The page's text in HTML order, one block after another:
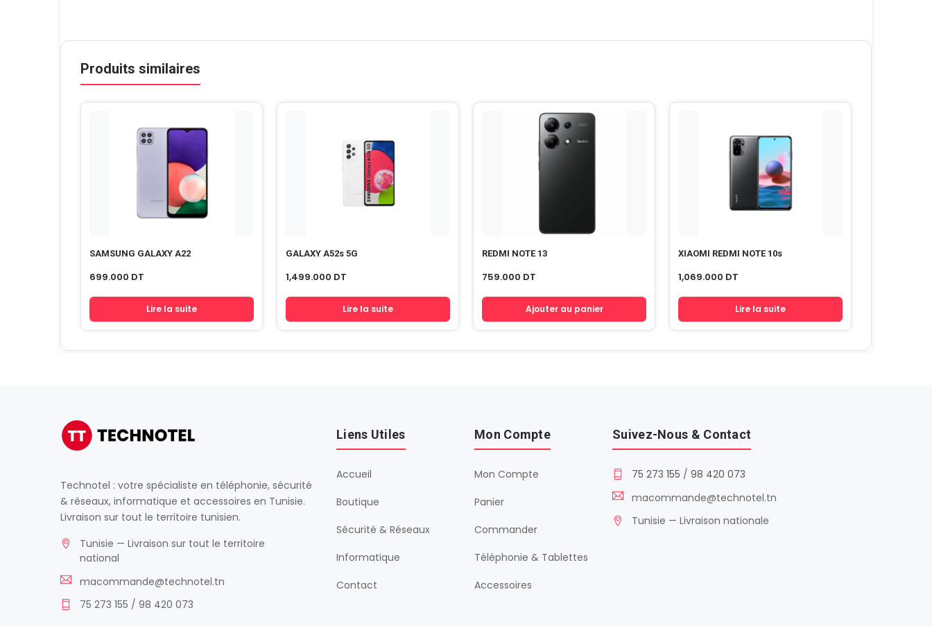
Produits similaires
SAMSUNG GALAXY A22
699.000 DT
Lire la suite
GALAXY A52s 5G
1,499.000 DT
Lire la suite
REDMI NOTE 13
759.000 DT
Ajouter au panier
XIAOMI REDMI NOTE 10s
1,069.000 DT
Lire la suite
Technotel : votre spécialiste en téléphonie, sécurité
& réseaux, informatique et accessoires en Tunisie.
Livraison sur tout le territoire tunisien.
Tunisie — Livraison sur tout le territoire
national
macommande@technotel.tn
75 273 155 / 98 420 073
Liens Utiles
Accueil
Boutique
Sécurité & Réseaux
Informatique
Contact
Mon Compte
Mon Compte
Panier
Commander
Téléphonie & Tablettes
Accessoires
Suivez-Nous & Contact
75 273 155 / 98 420 073
macommande@technotel.tn
Tunisie — Livraison nationale